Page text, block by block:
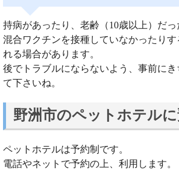
持病があったり、老齢（10歳以上）だ
混合ワクチンを接種していなかったり
れる場合があります。
後でトラブルにならないよう、事前に
て下さいね。
野洲市のペットホテル
ペットホテルは予約制です。
電話やネットで予約の上、利用します。